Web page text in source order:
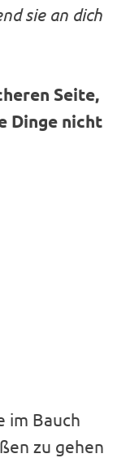
sie an dich
Seite,
Dinge nicht
im Bauch
zu gehen